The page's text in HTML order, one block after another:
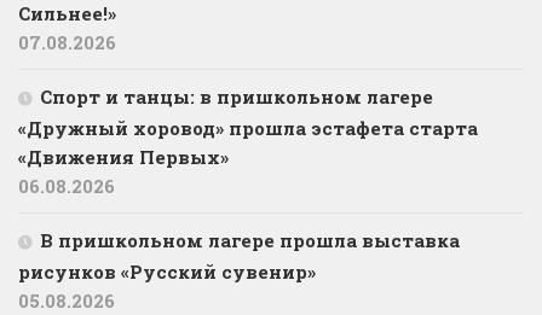
Сильнее!»
07.08.2026
Спорт и танцы: в пришкольном лагере
«Дружный хоровод» прошла эстафета старта
«Движения Первых»
06.08.2026
В пришкольном лагере прошла выставка
рисунков «Русский сувенир»
05.08.2026